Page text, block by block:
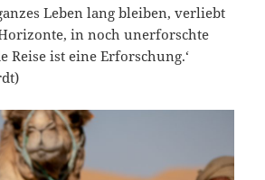
Leben lang bleiben, verliebt
in noch unerforschte
Reise ist eine Erforschung.‘